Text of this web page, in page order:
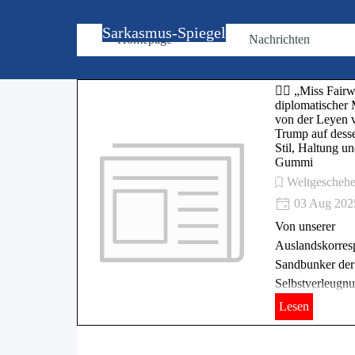
Sarkasmus-Spiegel
Homepage Nachrichten
🏌️‍♀️ „Miss
diplomatischer
von der Leyen
Trump auf
Stil, Haltung
Gummi
03 Aug
Von unserer
Sandbunker
Lesen